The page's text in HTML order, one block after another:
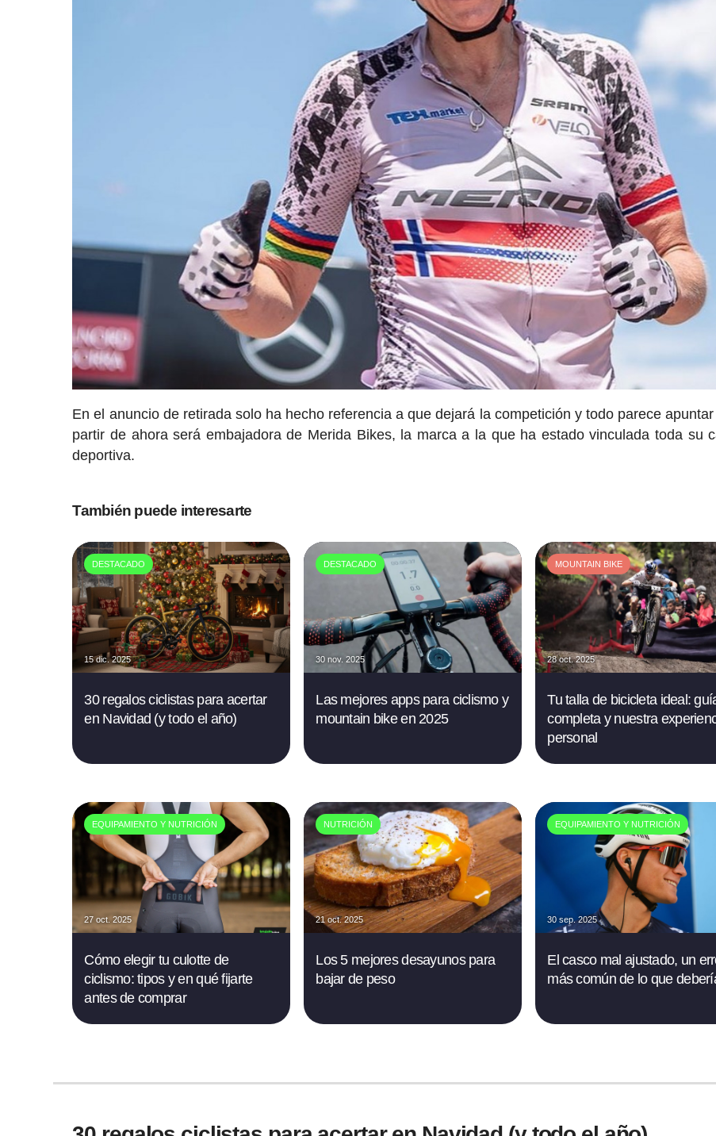
En el anuncio de retirada solo ha hecho referencia a que dejará la competición y todo parece
partir de ahora será embajadora de Merida Bikes, la marca a la que ha estado vinculada toda su
deportiva.
También puede interesarte
DESTACADO
15 dic. 2025
30 regalos ciclistas para acertar
en Navidad (y todo el año)
DESTACADO
30 nov. 2025
Las mejores apps para ciclismo y
mountain bike en 2025
MOUNTAIN BIKE
28 oct. 2025
Tu talla de bicicleta ideal:
completa y nuestra
personal
EQUIPAMIENTO Y NUTRICIÓN
27 oct. 2025
Cómo elegir tu culotte de
ciclismo: tipos y en qué fijarte
antes de comprar
NUTRICIÓN
21 oct. 2025
Los 5 mejores desayunos para
bajar de peso
EQUIPAMIENTO Y NUTRICIÓN
30 sep. 2025
El casco mal ajustado, un
más común de lo que